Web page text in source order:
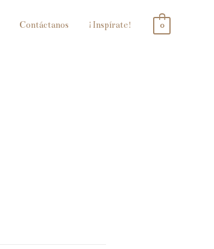
Contáctanos ¡Inspírate! 0